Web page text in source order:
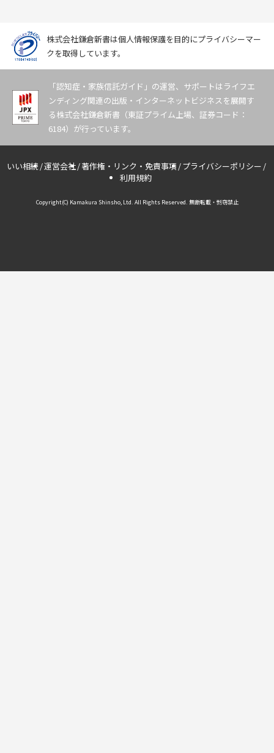
株式会社鎌倉新書は個人情報保護を目的にプライバシーマー
クを取得しています。
「認知症・家族信託ガイド」の運営、サポートはライフエ
ンディング関連の出版・インターネットビジネスを展開す
る株式会社鎌倉新書（東証プライム上場、証券コード：
6184）が行っています。
いい相続 運営会社 著作権・リンク・免責事項 プライバシーポリシー
利用規約
Copyright(C) Kamakura Shinsho, Ltd. All Rights Reserved. 無断転載・剽窃禁止